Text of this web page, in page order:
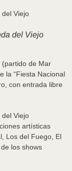
del Viejo
(partido de Mar
la “Fiesta Nacional
con entrada libre
Viejo
artísticas
Los del Fuego, El
los shows